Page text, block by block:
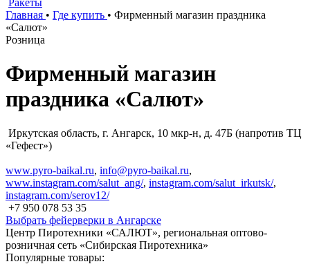
Ракеты
Главная • Где купить • Фирменный магазин праздника
«Салют»
Розница
Фирменный магазин
праздника «Салют»
Иркутская область, г. Ангарск, 10 мкр-н, д. 47Б (напротив ТЦ
«Гефест»)
www.pyro-baikal.ru, info@pyro-baikal.ru,
www.instagram.com/salut_ang/, instagram.com/salut_irkutsk/,
instagram.com/serov12/
+7 950 078 53 35
Выбрать фейерверки в Ангарске
Центр Пиротехники «САЛЮТ», региональная оптово-
розничная сеть «Сибирская Пиротехника»
Популярные товары: